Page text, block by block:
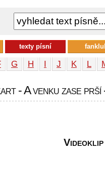
G H I J K L
- A venku zase
Videoklip
texty písní